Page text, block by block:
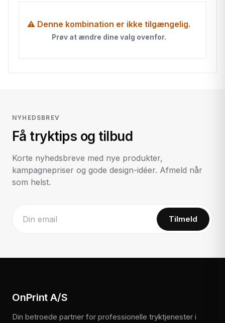
⚠ Denne kombination er ikke tilgængelig.
Prøv at ændre dine valg ovenfor.
NYHEDSBREV
Få tryktips og tilbud
Korte nyhedsbreve med nye produkter,
kampagnepriser og gode design-idéer. Afmeld når
som helst.
Tilmeld
OnPrint A/S
Din betroede partner for professionelle tryktjenester i